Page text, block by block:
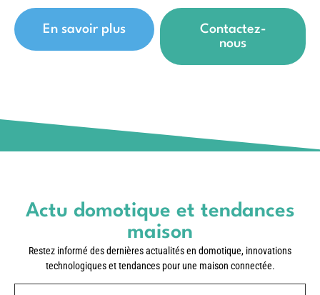
En savoir plus
Contactez-
nous
Actu domotique et tendances
maison
Restez informé des dernières actualités en domotique, innovations
technologiques et tendances pour une maison connectée.